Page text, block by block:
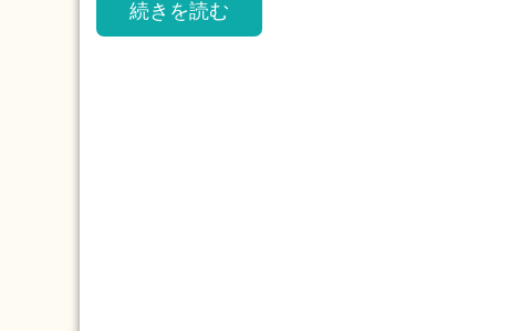
続きを読む